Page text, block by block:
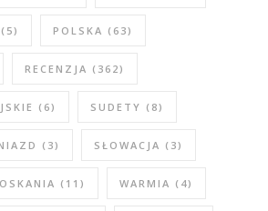
(5) POLSKA (63)
RECENZJA (362)
(6) SUDETY (8)
(3) SŁOWACJA (3)
(11) WARMIA (4)